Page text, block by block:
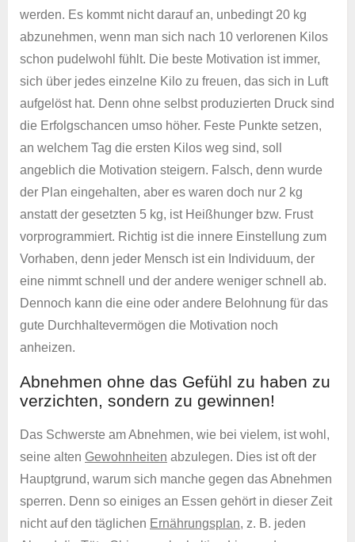
werden. Es kommt nicht darauf an, unbedingt 20 kg
abzunehmen, wenn man sich nach 10 verlorenen Kilos
schon pudelwohl fühlt. Die beste Motivation ist immer,
sich über jedes einzelne Kilo zu freuen, das sich in Luft
aufgelöst hat. Denn ohne selbst produzierten Druck sind
die Erfolgschancen umso höher. Feste Punkte setzen,
an welchem Tag die ersten Kilos weg sind, soll
angeblich die Motivation steigern. Falsch, denn wurde
der Plan eingehalten, aber es waren doch nur 2 kg
anstatt der gesetzten 5 kg, ist Heißhunger bzw. Frust
vorprogrammiert. Richtig ist die innere Einstellung zum
Vorhaben, denn jeder Mensch ist ein Individuum, der
eine nimmt schnell und der andere weniger schnell ab.
Dennoch kann die eine oder andere Belohnung für das
gute Durchhaltevermögen die Motivation noch
anheizen.
Abnehmen ohne das Gefühl zu haben zu
verzichten, sondern zu gewinnen!
Das Schwerste am Abnehmen, wie bei vielem, ist wohl,
seine alten Gewohnheiten abzulegen. Dies ist oft der
Hauptgrund, warum sich manche gegen das Abnehmen
sperren. Denn so einiges an Essen gehört in dieser Zeit
nicht auf den täglichen Ernährungsplan, z. B. jeden